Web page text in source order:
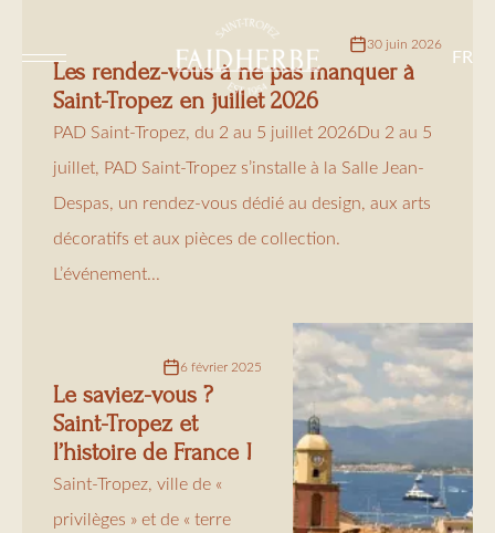
FR
30 juin 2026
Les rendez-vous à ne pas manquer à
Saint-Tropez en juillet 2026
PAD Saint-Tropez, du 2 au 5 juillet 2026Du 2 au 5
juillet, PAD Saint-Tropez s’installe à la Salle Jean-
Despas, un rendez-vous dédié au design, aux arts
décoratifs et aux pièces de collection.
L’événement...
6 février 2025
Le saviez-vous ?
Saint-Tropez et
l’histoire de France !
Saint-Tropez, ville de «
privilèges » et de « terre